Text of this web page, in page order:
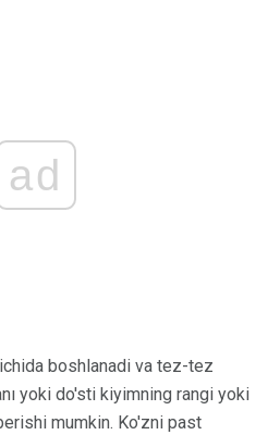
ad
boshlanadi va tez-tez
yoki do'sti kiyimning rangi yoki
mumkin. Ko'zni past